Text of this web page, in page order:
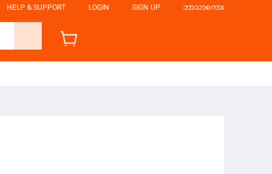
HELP & SUPPORT LOGIN SIGN UP ဘာသာစကား